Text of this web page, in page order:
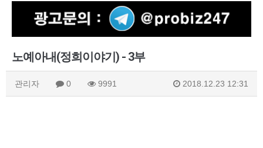
노예아내(정희이야기) - 3부
관리자 0 9991 2018.12.23 12:31